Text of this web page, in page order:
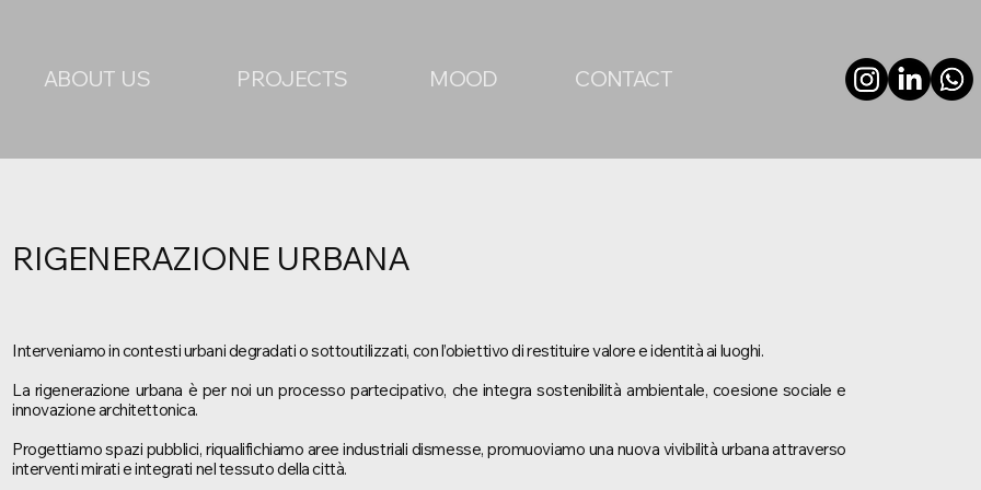
ABOUT US PROJECTS MOOD CONTACT
RIGENERAZIONE URBANA
Interveniamo in contesti urbani degradati o sottoutilizzati, con l’obiettivo di restituire valore e identità ai luoghi.
La rigenerazione urbana è per noi un processo partecipativo, che integra sostenibilità ambientale, coesione sociale e
innovazione architettonica.
Progettiamo spazi pubblici, riqualifichiamo aree industriali dismesse, promuoviamo una nuova vivibilità urbana attraverso
interventi mirati e integrati nel tessuto della città.